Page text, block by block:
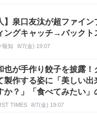
】泉口友汰が超ファイン
ングキャッチ→バックト
報知 8/7(金) 19:07
也が手作り餃子を披露！
製作する姿に「美しい出
か？」「食べてみたい」
TIMES 8/7(金) 19:07